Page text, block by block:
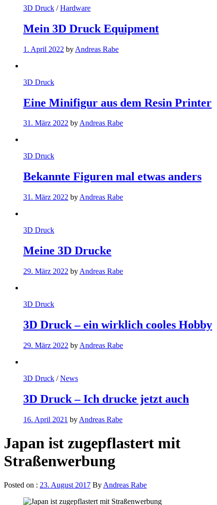
3D Druck /Hardware
Mein 3D Druck Equipment
1. April 2022 by Andreas Rabe
3D Druck
Eine Minifigur aus dem Resin Printer
31. März 2022 byAndreas Rabe
3D Druck
Bekannte Figuren mal etwas anders
31. März 2022 by Andreas Rabe
3D Druck
Meine 3D Drucke
29. März 2022 by Andreas Rabe
3D Druck
3D Druck – ein wirklich cooles Hobby
29. März 2022 by Andreas Rabe
3D Druck /News
3D Druck – Ich drucke jetzt auch
16. April 2021 by Andreas Rabe
Japan ist zugepflastert mit
Straßenwerbung
Posted on : 23. August 2017 By Andreas Rabe